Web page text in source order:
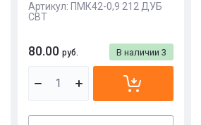
Артикул: ПМК42-0,9 212 ДУБ
СВТ
В наличии 3
80.00 руб.